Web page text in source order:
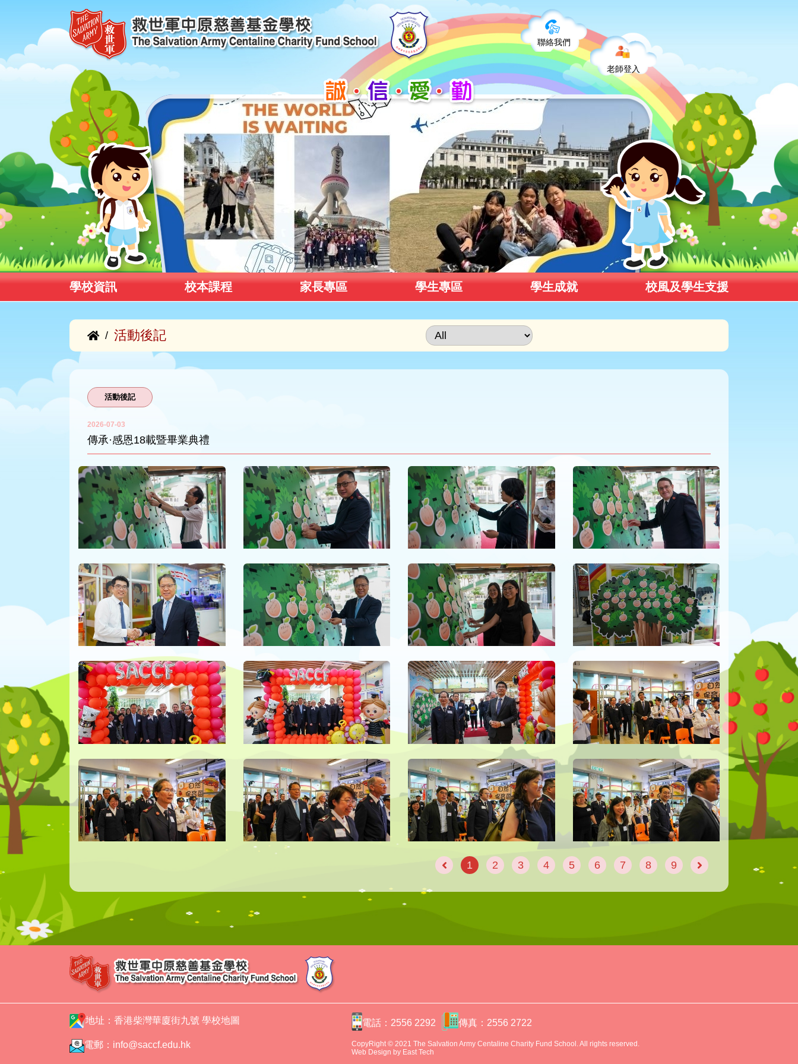
聯絡我們
老師登入
學校資訊 校本課程 家長專區 學生專區 學生成就 校風及學生支援
/ 活動後記
活動後記
2026-07-03
傳承·感恩18載暨畢業典禮
1 2 3 4 5 6 7 8 9
地址：香港柴灣華廈街九號 學校地圖
電郵： info@saccf.edu.hk
電話：2556 2292 傳真：2556 2722
CopyRight © 2021 The Salvation Army Centaline Charity Fund School. All rights reserved.
Web Design by East Tech